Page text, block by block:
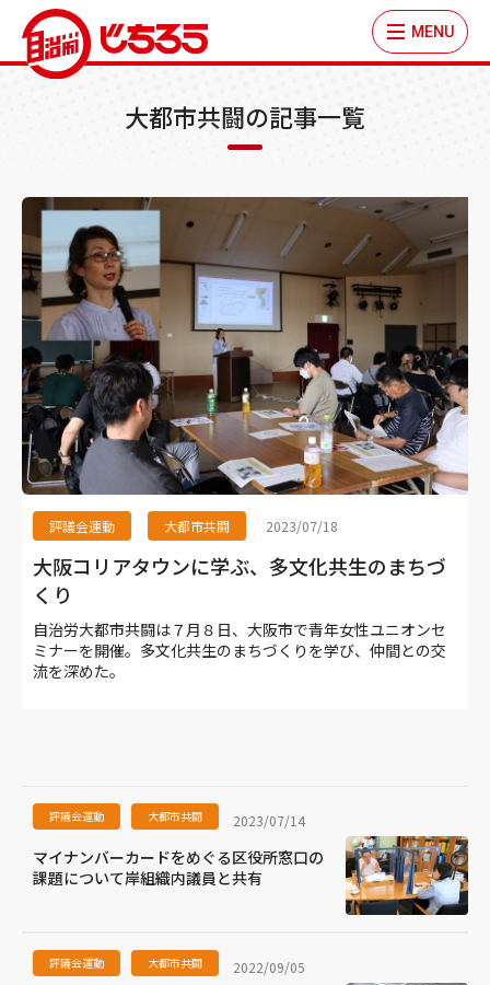
MENU
大都市共闘の記事一覧
評議会運動 大都市共闘 2023/07/18
大阪コリアタウンに学ぶ、多文化共生のまちづ
くり
自治労大都市共闘は７月８日、大阪市で青年女性ユニオンセ
ミナーを開催。多文化共生のまちづくりを学び、仲間との交
流を深めた。
評議会運動 大都市共闘 2023/07/14
マイナンバーカードをめぐる区役所窓口の
課題について岸組織内議員と共有
評議会運動 大都市共闘 2022/09/05